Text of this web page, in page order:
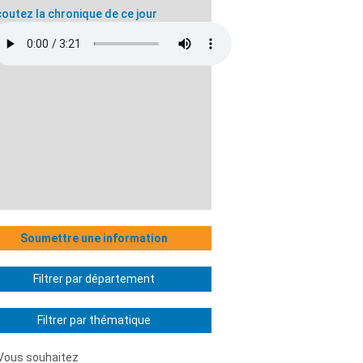
la chronique de ce jour
Soumettre une information
Filtrer par département
Filtrer par thématique
souhaitez